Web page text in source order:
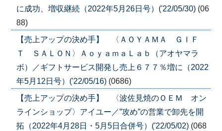
に成功、増収継続（2022年5月26日号）('22/05/30) (06
88)
【売上アップの決め手】 〈ＡＯＹＡＭＡ ＧＩＦ
Ｔ ＳＡＬＯＮ〉ＡｏｙａｍａＬａｂ（アオヤマラ
ボ）／ギフトサービス開発し売上６７７％増に（2022
年5月12日号）('22/05/16) (0686)
【売上アップの決め手】 〈波佐見焼のＯＥＭ オン
ラインショップ〉アイユー／”攻め”の営業で卸先を開
拓（2022年4月28日・5月5日合併号）('22/05/02) (068